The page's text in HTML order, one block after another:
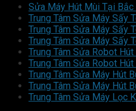
Sửa Máy Hút Mùi Tại
Trung Tâm Sửa Máy Sấy
Trung Tâm Sửa Máy Sấy
Trung Tâm Sửa Máy Sấy
Trung Tâm Sửa Robot
Trung Tâm Sửa Robot
Trung Tâm Sửa Máy Hút
Trung Tâm Sửa Máy Hút
Trung Tâm Sửa Máy Lọc